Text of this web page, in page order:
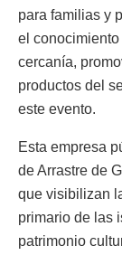
para familias y
el
cercanía,
productos del
este evento.
Esta empresa
de Arrastre de
que visibilizan
primario de las
patrimonio